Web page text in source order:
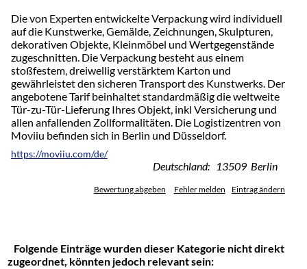
Die von Experten entwickelte Verpackung wird individuell
auf die Kunstwerke, Gemälde, Zeichnungen, Skulpturen,
dekorativen Objekte, Kleinmöbel und Wertgegenstände
zugeschnitten. Die Verpackung besteht aus einem
stoßfestem, dreiwellig verstärktem Karton und
gewährleistet den sicheren Transport des Kunstwerks. Der
angebotene Tarif beinhaltet standardmäßig die weltweite
Tür-zu-Tür-Lieferung Ihres Objekt, inkl Versicherung und
allen anfallenden Zollformalitäten. Die Logistizentren von
Moviiu befinden sich in Berlin und Düsseldorf.
https://moviiu.com/de/
Deutschland: 13509 Berlin
Bewertung abgeben Fehler melden Eintrag ändern
Folgende Einträge wurden dieser Kategorie nicht direkt
zugeordnet, könnten jedoch relevant sein: